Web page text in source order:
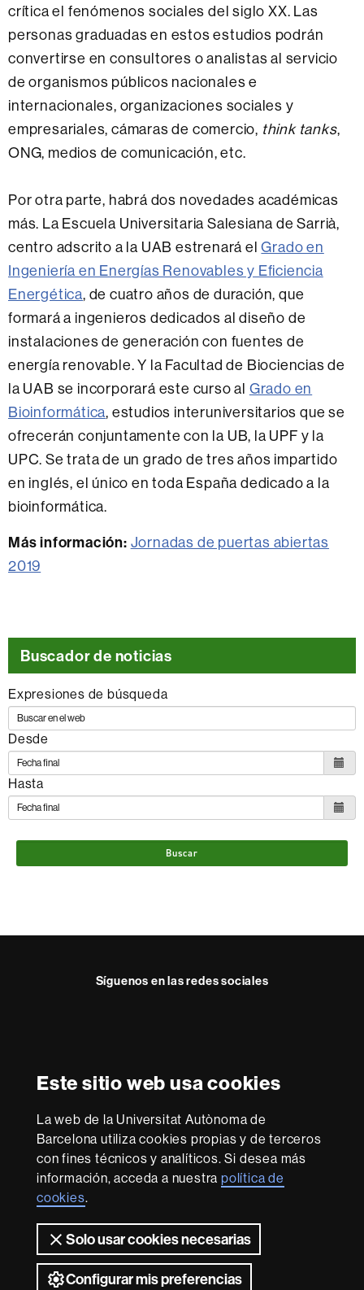
Este sitio web usa cookies
La web de la Universitat Autònoma de
Barcelona utiliza cookies propias y de terceros
con fines técnicos y analíticos. Si desea más
información, acceda a nuestrapolítica de
cookies.
Solo usar cookies necesarias
Configurar mis preferencias
crítica el fenómenos sociales del siglo XX. Las
personas graduadas en estos estudios podrán
convertirse en consultores o analistas al servicio
de organismos públicos nacionales e
internacionales, organizaciones sociales y
empresariales, cámaras de comercio, think tanks,
ONG, medios de comunicación, etc.
Por otra parte, habrá dos novedades académicas
más. La Escuela Universitaria Salesiana de Sarrià,
centro adscrito a la UAB estrenará elGrado en
Ingeniería en Energías Renovables y Eficiencia
Energética, de cuatro años de duración, que
formará a ingenieros dedicados al diseño de
instalaciones de generación con fuentes de
energía renovable. Y la Facultad de Biociencias de
la UAB se incorporará este curso al Grado en
Bioinformática, estudios interuniversitarios que se
ofrecerán conjuntamente con la UB, la UPF y la
UPC. Se trata de un grado de tres años impartido
en inglés, el único en toda España dedicado a la
bioinformática.
Más información: Jornadas de puertas abiertas
2019
Buscador de noticias
Expresiones de búsqueda
Desde
Hasta
Buscar
Síguenos en las redes sociales
Excellence
Research
-
Euraxess
Con la financiación de
Sobre
esta
web Aviso legal Protección de datos
web Accesibilidad web Mapa del web UAB